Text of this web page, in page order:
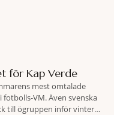
för Kap Verde
mest omtalade
VM. Även svenska
till ögruppen inför vintern.